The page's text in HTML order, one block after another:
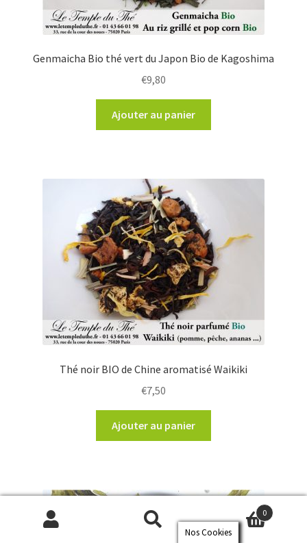
Genmaicha Bio thé vert du Japon Bio de Kagoshima
€9,80
Ajouter au panier
Thé noir BIO de Chine aromatisé Waikiki
€7,50
Ajouter au panier
0
Nos Cookies